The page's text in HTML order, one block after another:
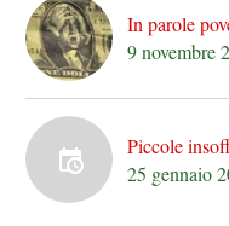
In parole
9 novembre
Piccole
25 gennaio